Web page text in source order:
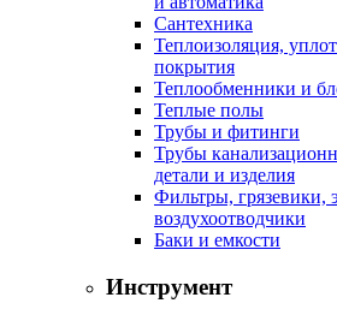
Сантехника
Теплоизоляция,
покрытия
Теплообменники и
Теплые полы
Трубы и фитинги
Трубы
детали и изделия
Фильтры, грязевики,
воздухоотводчики
Баки и емкости
Инструмент